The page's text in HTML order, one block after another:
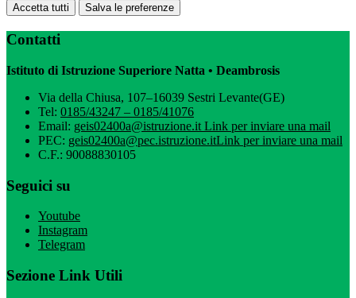
Accetta tutti Salva le preferenze
Contatti
Istituto di Istruzione Superiore Natta • Deambrosis
Via della Chiusa, 107–16039 Sestri Levante(GE)
Tel: 0185/43247 – 0185/41076
Email: geis02400a@istruzione.it Link per inviare una mail
PEC: geis02400a@pec.istruzione.itLink per inviare una mail
C.F.: 90088830105
Seguici su
Youtube
Instagram
Telegram
Sezione Link Utili